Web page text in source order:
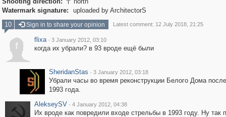

Watermark signature:
uploaded by ArchitectorS
10
Sign in to share your opinion Latest comment: 12 July 2018, 21:25
f
flixa · 3 January 2012, 03:10
когда их убрали? в 93 вроде ещё были
SheridanStas · 3 January 2012, 03:18
Убрали часы во время реконструкции Белого Дома
1993 года.
AlekseySV · 4 January 2012, 04:38
Их вроде как повредили входе стрельбы в 1993 году. Ну так